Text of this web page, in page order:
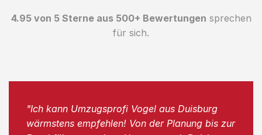
4.95 von 5 Sterne aus 500+ Bewertungen sprechen
für sich.
"Ich kann Umzugsprofi Vogel aus Duisburg
wärmstens empfehlen! Von der Planung bis zur